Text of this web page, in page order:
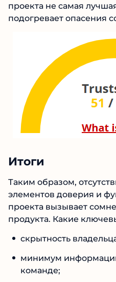
проекта не самая
подогревает опасения
Итоги
Таким образом,
элементов доверия и
проекта вызывает
продукта. Какие
скрытность
минимум
команде;